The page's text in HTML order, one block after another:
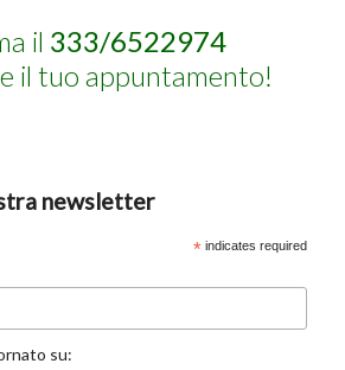
il 333/6522974
il tuo appuntamento!
newsletter
* indicates required
su: